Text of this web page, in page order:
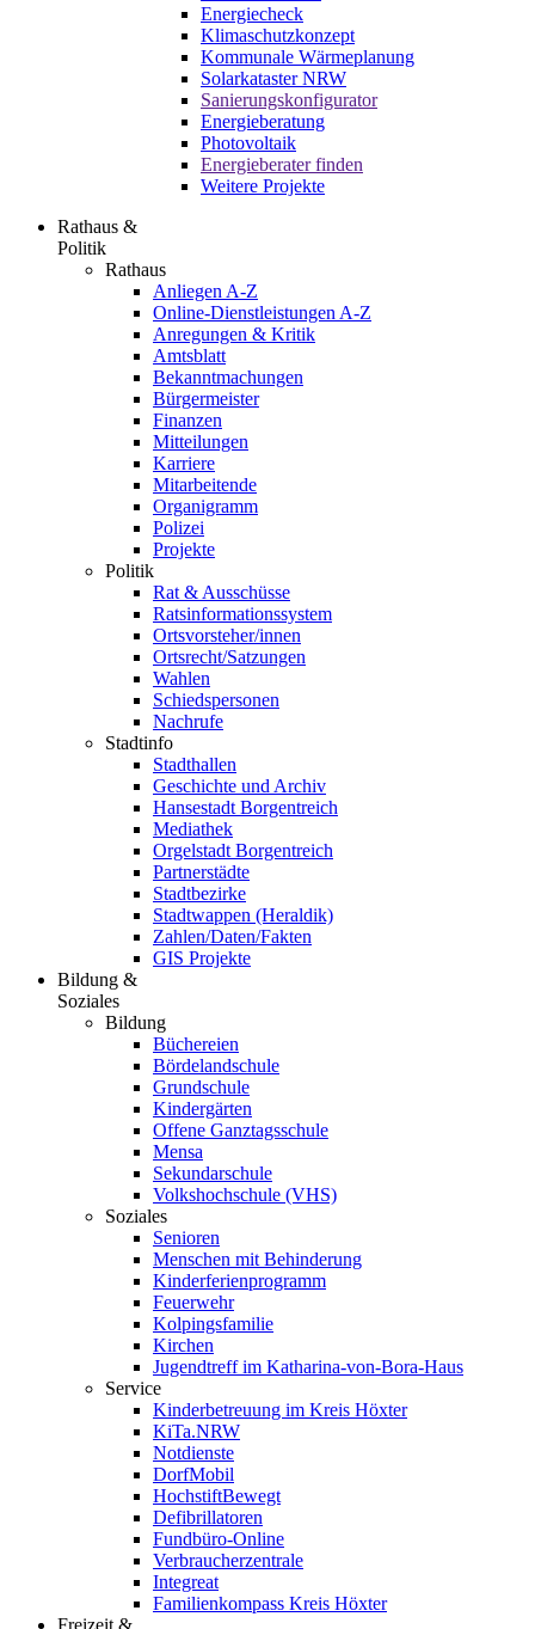
Energiecheck
Klimaschutzkonzept
Kommunale Wärmeplanung
Solarkataster NRW
Sanierungskonfigurator
Energieberatung
Photovoltaik
Energieberater finden
Weitere Projekte
Rathaus &
Politik
Rathaus
Anliegen A-Z
Online-Dienstleistungen A-Z
Anregungen & Kritik
Amtsblatt
Bekanntmachungen
Bürgermeister
Finanzen
Mitteilungen
Karriere
Mitarbeitende
Organigramm
Polizei
Projekte
Politik
Rat & Ausschüsse
Ratsinformationssystem
Ortsvorsteher/innen
Ortsrecht/Satzungen
Wahlen
Schiedspersonen
Nachrufe
Stadtinfo
Stadthallen
Geschichte und Archiv
Hansestadt Borgentreich
Mediathek
Orgelstadt Borgentreich
Partnerstädte
Stadtbezirke
Stadtwappen (Heraldik)
Zahlen/Daten/Fakten
GIS Projekte
Bildung &
Soziales
Bildung
Büchereien
Bördelandschule
Grundschule
Kindergärten
Offene Ganztagsschule
Mensa
Sekundarschule
Volkshochschule (VHS)
Soziales
Senioren
Menschen mit Behinderung
Kinderferienprogramm
Feuerwehr
Kolpingsfamilie
Kirchen
Jugendtreff im Katharina-von-Bora-Haus
Service
Kinderbetreuung im Kreis Höxter
KiTa.NRW
Notdienste
DorfMobil
HochstiftBewegt
Defibrillatoren
Fundbüro-Online
Verbraucherzentrale
Integreat
Familienkompass Kreis Höxter
Freizeit &